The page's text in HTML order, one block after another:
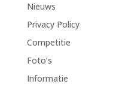
Nieuws
Privacy Policy
Competitie
Foto’s
Informatie